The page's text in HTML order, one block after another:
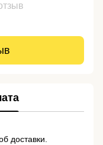
доставки.